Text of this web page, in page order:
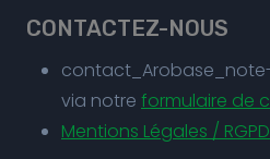
CONTACTEZ-NOUS
via notre formulaire de
Mentions Légales / RGPD